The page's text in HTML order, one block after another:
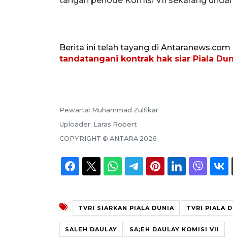
Berita ini telah tayang di Antaranews.com
tandatangani kontrak hak siar Piala
Pewarta: Muhammad Zulfikar
Uploader: Laras Robert
COPYRIGHT © ANTARA 2026
TVRI SIARKAN PIALA DUNIA TVRI PIALA
SALEH DAULAY SA;EH DAULAY KOMISI VII